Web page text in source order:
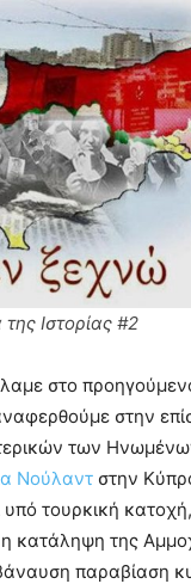
Ιστορίας #2
στο
στην
των
Νούλαντ στην
τουρκική
η κατάληψη της
παραβίαση